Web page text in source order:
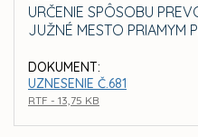
URČENIE SPÔSOBU
JUŽNÉ MESTO PRIAMYM
DOKUMENT:
UZNESENIE Č.681
RTF - 13,75 KB